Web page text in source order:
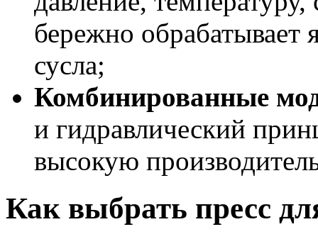
бережно обрабатывает
сусла;
Комбинированные
и гидравлический
высокую
Как выбрать пресс